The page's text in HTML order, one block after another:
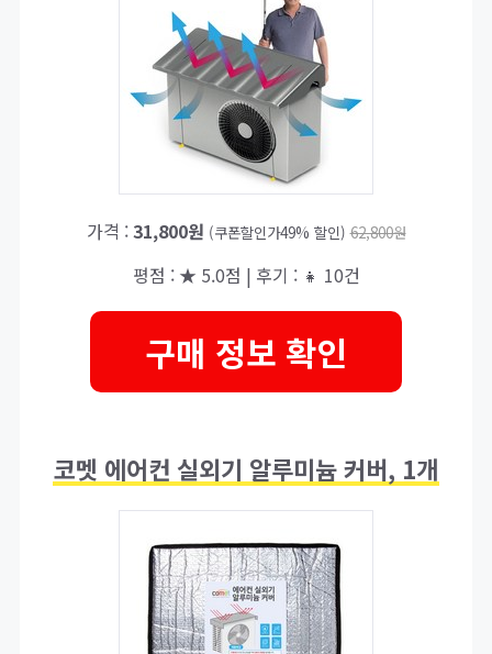
가격 :31,800원 (쿠폰할인가49% 할인) 62,800원
평점 : ★ 5.0점 | 후기 : 👧 10건
구매 정보 확인
코멧 에어컨 실외기 알루미늄 커버, 1개